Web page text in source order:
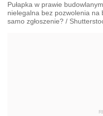
Pułapka w prawie
nielegalna bez pozwolenia na
samo zgłoszenie? /